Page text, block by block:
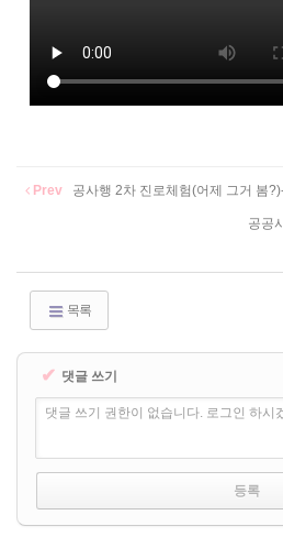
Prev 공사행 2차 진로체험(어제 그거 봄
공공
목록
✔ 댓글 쓰기
댓글 쓰기 권한이 없습니다. 로그인 하시